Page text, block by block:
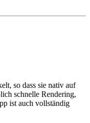
so dass sie nativ auf
schnelle Rendering,
ist auch vollständig